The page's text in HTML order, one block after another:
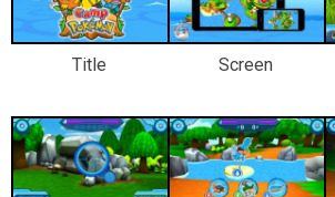
Title Screen